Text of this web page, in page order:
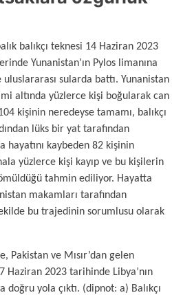
balıkçı teknesi 14 Haziran 2023
Yunanistan’ın Pylos limanına
sularda battı. Yunanistan
altında yüzlerce kişi boğularak can
kişinin neredeyse tamamı, balıkçı
lüks bir yat tarafından
hayatını kaybeden 82 kişinin
yüzlerce kişi kayıp ve bu kişilerin
tahmin ediliyor. Hayatta
makamları tarafından
bu trajedinin sorumlusu olarak
Pakistan ve Mısır’dan gelen
Haziran 2023 tarihinde Libya’nın
doğru yola çıktı. (dipnot: a) Balıkçı